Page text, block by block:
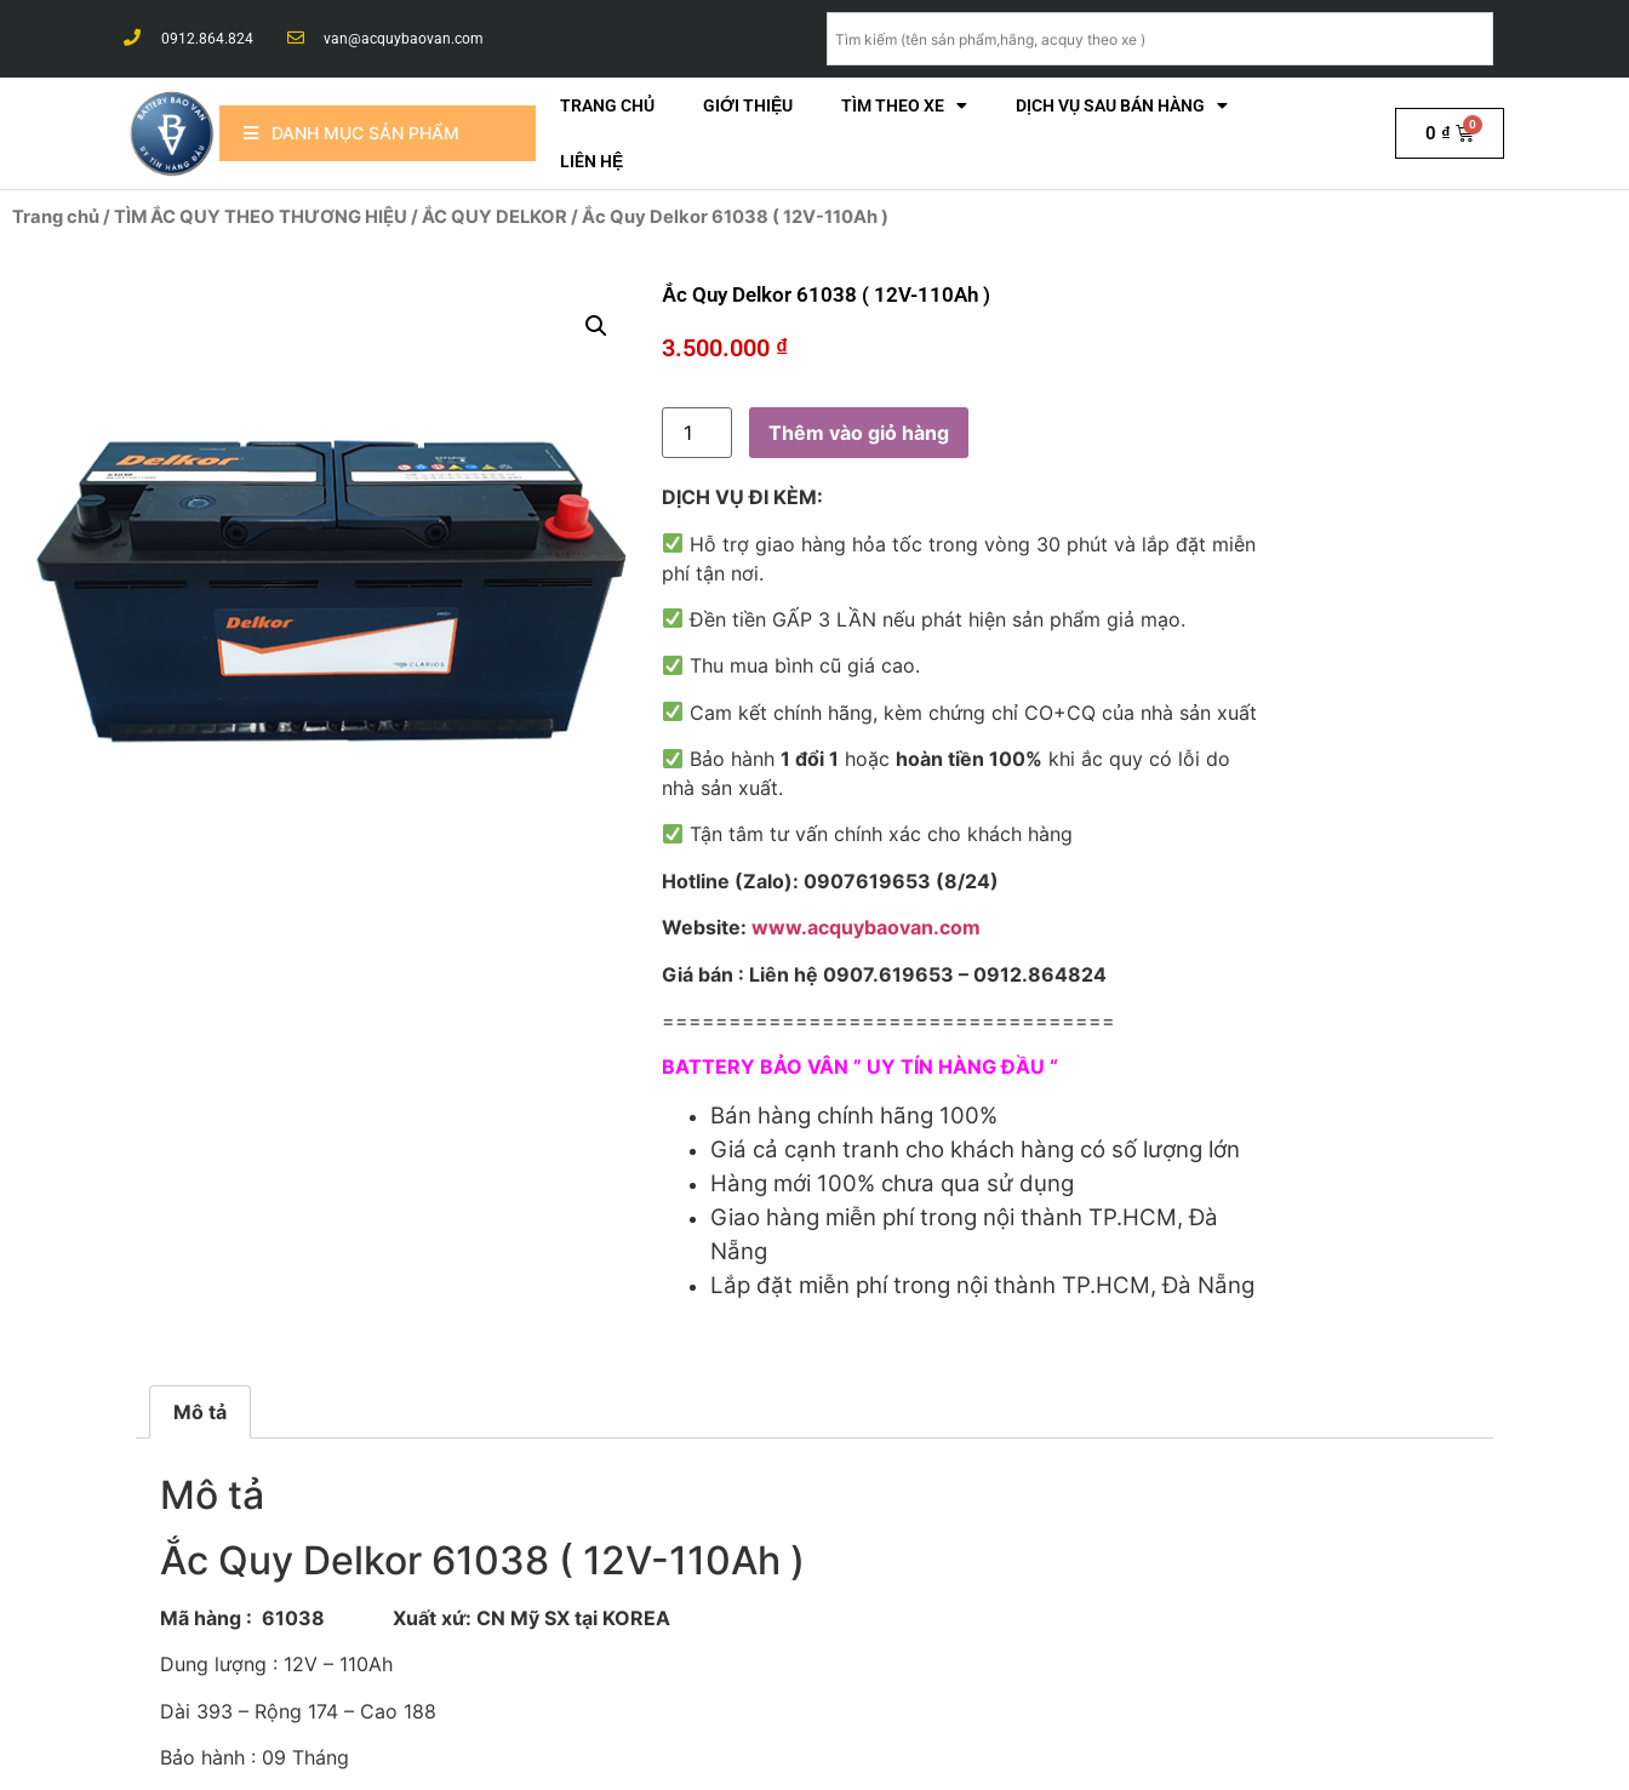
0912.864.824 van@acquybaovan.com
DANH MỤC SẢN PHẨM
TRANG CHỦ GIỚI THIỆU TÌM THEO XE DỊCH VỤ SAU BÁN HÀNG
LIÊN HỆ
0 ₫
Trang chủ/TÌM ẮC QUY THEO THƯƠNG HIỆU /ẮC QUY DELKOR / Ắc Quy Delkor 61038 ( 12V-110Ah )
Ắc Quy Delkor 61038 ( 12V-110Ah )
3.500.000 ₫
Thêm vào giỏ hàng
DỊCH VỤ ĐI KÈM:
Hỗ trợ giao hàng hỏa tốc trong vòng 30 phút và lắp đặt miễn
phí tận nơi.
Đền tiền GẤP 3 LẦN nếu phát hiện sản phẩm giả mạo.
Thu mua bình cũ giá cao.
Cam kết chính hãng, kèm chứng chỉ CO+CQ của nhà sản xuất
Bảo hành1 đổi 1 hoặc hoàn tiền 100% khi ắc quy có lỗi do
nhà sản xuất.
Tận tâm tư vấn chính xác cho khách hàng
Hotline (Zalo): 0907619653 (8/24)
Website:www.acquybaovan.com
Giá bán : Liên hệ 0907.619653 – 0912.864824
==================================
BATTERY BẢO VÂN ” UY TÍN HÀNG ĐẦU “
Bán hàng chính hãng 100%
Giá cả cạnh tranh cho khách hàng có số lượng lớn
Hàng mới 100% chưa qua sử dụng
Giao hàng miễn phí trong nội thành TP.HCM, Đà
Nẵng
Lắp đặt miễn phí trong nội thành TP.HCM, Đà Nẵng
Mô tả
Mô tả
Ắc Quy Delkor 61038 ( 12V-110Ah )
Mã hàng : 61038 Xuất xứ: CN Mỹ SX tại KOREA
Dung lượng : 12V – 110Ah
Dài 393 – Rộng 174 – Cao 188
Bảo hành : 09 Tháng